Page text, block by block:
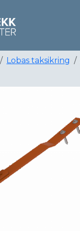
Lobas taksikring